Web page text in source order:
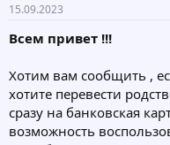
15.09.2023
Всем привет !!!
Хотим вам сообщить ,
хотите перевести
сразу на банковская
возможность